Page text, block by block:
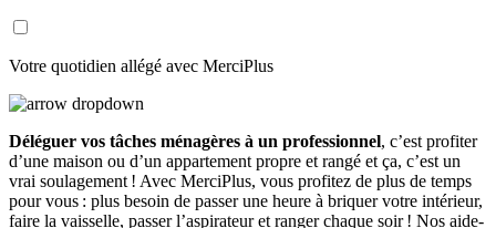
Votre quotidien allégé avec MerciPlus
Déléguer vos tâches ménagères à un professionnel, c’est profiter
d’une maison ou d’un appartement propre et rangé et ça, c’est un
vrai soulagement ! Avec MerciPlus, vous profitez de plus de temps
pour vous : plus besoin de passer une heure à briquer votre intérieur,
faire la vaisselle, passer l’aspirateur et ranger chaque soir ! Nos aide-